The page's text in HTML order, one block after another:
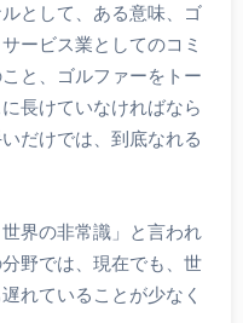
として、ある意味、ゴ
ービス業としてのコミ
と、ゴルファーをトー
長けていなければなら
だけでは、到底なれる
界の非常識」と言われ
野では、現在でも、世
れていることが少なく